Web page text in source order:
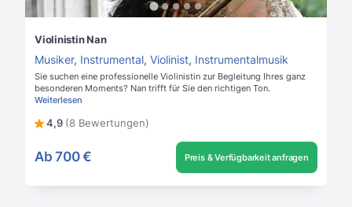
Violinistin Nan
Musiker, Instrumental, Violinist, Instrumentalmusik
Sie suchen eine professionelle Violinistin zur Begleitung Ihres ganz
besonderen Moments? Nan trifft für Sie den richtigen Ton.
Weiterlesen
4,9 (8 Bewertungen)
Ab 700 € Preis & Verfügbarkeit anfragen